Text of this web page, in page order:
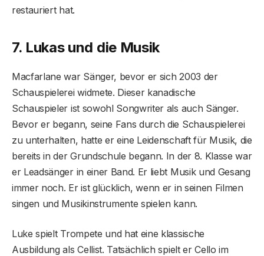
restauriert hat.
7. Lukas und die Musik
Macfarlane war Sänger, bevor er sich 2003 der
Schauspielerei widmete. Dieser kanadische
Schauspieler ist sowohl Songwriter als auch Sänger.
Bevor er begann, seine Fans durch die Schauspielerei
zu unterhalten, hatte er eine Leidenschaft für Musik, die
bereits in der Grundschule begann. In der 8. Klasse war
er Leadsänger in einer Band. Er liebt Musik und Gesang
immer noch. Er ist glücklich, wenn er in seinen Filmen
singen und Musikinstrumente spielen kann.
Luke spielt Trompete und hat eine klassische
Ausbildung als Cellist. Tatsächlich spielt er Cello im